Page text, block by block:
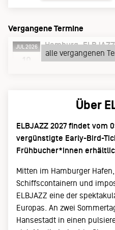
Vergangene Termine
JUL 2026 Hamburg
Freitag, 10.07.26
alle vergangenen
Über
ELBJAZZ 2027 findet vom
vergünstigte Early-Bird-
Frühbucher*innen
Mitten im Hamburger
Schiffscontainern und
ELBJAZZ eine der
Europas. An zwei
Hansestadt in einen